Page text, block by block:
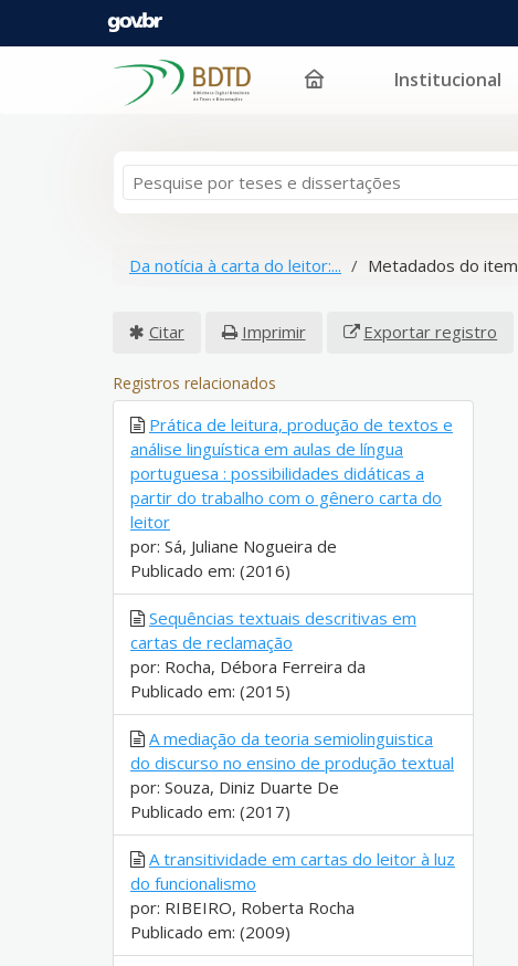
Pular para o conteúdo Institucional
Da notícia à carta do leitor:... Metadados do item
Citar Imprimir Exportar registro
Registros relacionados
Prática de leitura, produção de textos e
análise linguística em aulas de língua
portuguesa : possibilidades didáticas a
partir do trabalho com o gênero carta do
leitor
por: Sá, Juliane Nogueira de
Publicado em: (2016)
Sequências textuais descritivas em
cartas de reclamação
por: Rocha, Débora Ferreira da
Publicado em: (2015)
A mediação da teoria semiolinguistica
do discurso no ensino de produção textual
por: Souza, Diniz Duarte De
Publicado em: (2017)
A transitividade em cartas do leitor à luz
do funcionalismo
por: RIBEIRO, Roberta Rocha
Publicado em: (2009)